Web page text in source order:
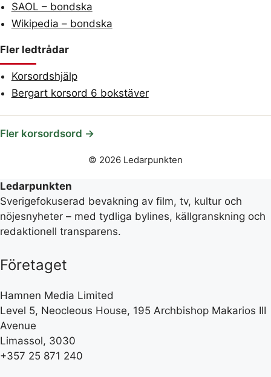
SAOL – bondska
Wikipedia – bondska
Fler ledtrådar
Korsordshjälp
Bergart korsord 6 bokstäver
Fler korsordsord →
© 2026 Ledarpunkten
Ledarpunkten
Sverigefokuserad bevakning av film, tv, kultur och
nöjesnyheter – med tydliga bylines, källgranskning och
redaktionell transparens.
Företaget
Hamnen Media Limited
Level 5, Neocleous House, 195 Archbishop Makarios III
Avenue
Limassol, 3030
+357 25 871 240